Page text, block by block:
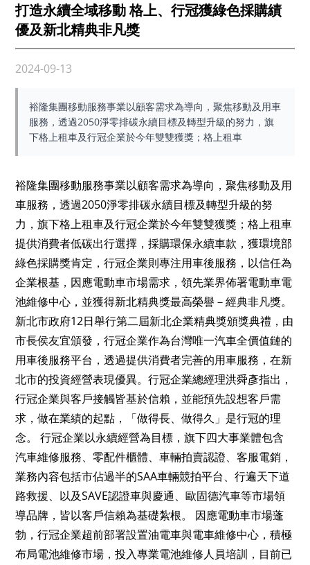
打造永續全域移動 格上、行冠獲綠色採購績
優及新北精典非凡獎
2024-09-13
裕隆集團移動服務事業以顧客需求為導向，聚焦移動及用車
服務，透過2050淨零排碳永續目標及轉型升級的努力，旗
下格上租車及行冠企業於今年雙雙獲獎；格上租車
裕隆集團移動服務事業以顧客需求為導向，聚焦移動及用
車服務，透過2050淨零排碳永續目標及轉型升級的努
力，旗下格上租車及行冠企業於今年雙雙獲獎；格上租車
提供消費者低碳出行選擇，採購環保永續車款，獲環境部
綠色採購獎肯定，行冠企業則專注用車後服務，以信任為
企業根基，因應電動車市場需求，領先業界佈署電動車電
池維修中心，並獲得新北精典獎最高榮譽－經典非凡獎。
新北市政府12日舉行第二屆新北企業精典獎頒獎典禮，由
市長侯友宜頒發，行冠企業作為台灣唯一汽車全價值鏈的
用車後服務平台，透過提供消費者完善的用車服務，在新
北市的投資經營表現優異。行冠企業總經理洪舜彥指出，
行冠企業與客戶接觸皆基於信賴，並能預先設想客戶需
求，做在業績的起點，「做得長、做得久」是行冠的理
念。 行冠企業以永續經營為目標，旗下四大事業體包含
汽車維修服務、零配件櫃體、車輛拍賣認證、客服電銷，
業務內容包括市佔過半的SAA車輛競拍平台、行遍天下道
路救援、以及SAVE認證車與慶通、歐固德汽車等市場領
導品牌，皆以客戶信賴為基礎紮根。 因應電動車市場蓬
勃，行冠企業超前部署設置油電車與電車維修中心，積極
布局電池維修市場，投入專業電池維修人員培訓，目前已